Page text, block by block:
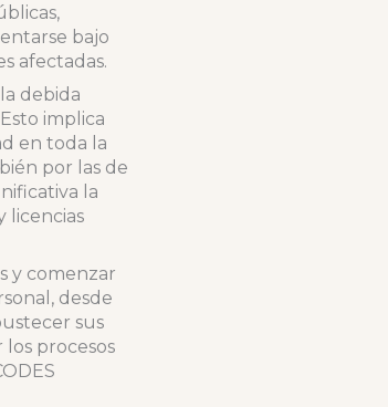
bajo
afectadas.
debida
implica
en toda la
por las de
la
licencias
y comenzar
desde
sus
los procesos